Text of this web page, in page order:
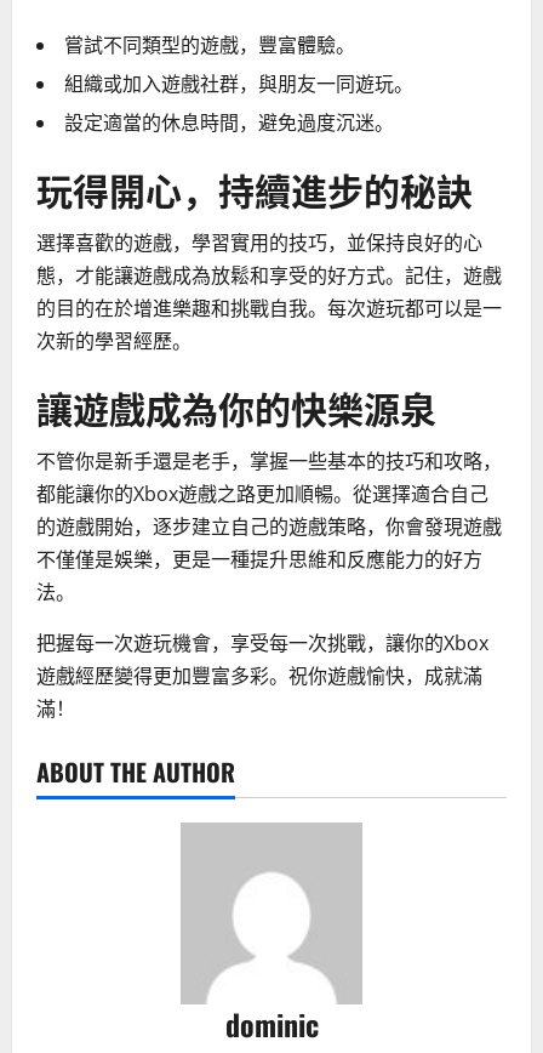
嘗試不同類型的遊戲，豐富體驗。
組織或加入遊戲社群，與朋友一同遊玩。
設定適當的休息時間，避免過度沉迷。
玩得開心，持續進步的秘訣
選擇喜歡的遊戲，學習實用的技巧，並保持良好的心
態，才能讓遊戲成為放鬆和享受的好方式。記住，遊戲
的目的在於增進樂趣和挑戰自我。每次遊玩都可以是一
次新的學習經歷。
讓遊戲成為你的快樂源泉
不管你是新手還是老手，掌握一些基本的技巧和攻略，
都能讓你的Xbox遊戲之路更加順暢。從選擇適合自己
的遊戲開始，逐步建立自己的遊戲策略，你會發現遊戲
不僅僅是娛樂，更是一種提升思維和反應能力的好方
法。
把握每一次遊玩機會，享受每一次挑戰，讓你的Xbox
遊戲經歷變得更加豐富多彩。祝你遊戲愉快，成就滿
滿！
ABOUT THE AUTHOR
dominic